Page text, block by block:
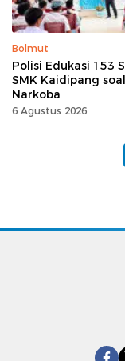
Bolmut
Polisi Edukasi 153
SMK Kaidipang
Narkoba
6 Agustus 2026